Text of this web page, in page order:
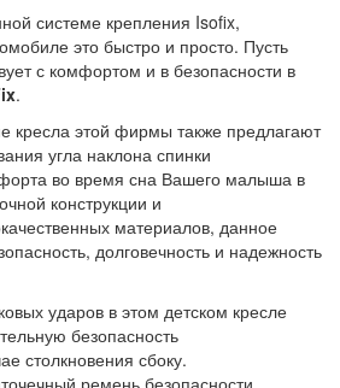
системе крепления Isofix,
это быстро и просто. Пусть
с комфортом и в безопасности в
.
кресла этой фирмы также предлагают
угла наклона спинки
во время сна Вашего малыша в
конструкции и
материалов, данное
долговечность и надежность
ударов в этом детском кресле
безопасность
столкновения сбоку.